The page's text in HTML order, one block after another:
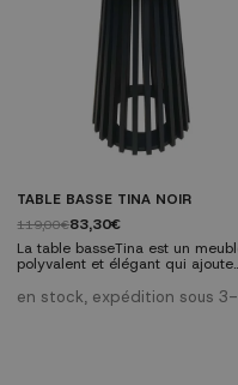
TABLE BASSE TINA NOIR
119,00€83,30€
La table basseTina est un
polyvalent et élégant qui ajoute
n'importe quel espace. Avec un
design minimaliste et une finition
en stock, expédition sous